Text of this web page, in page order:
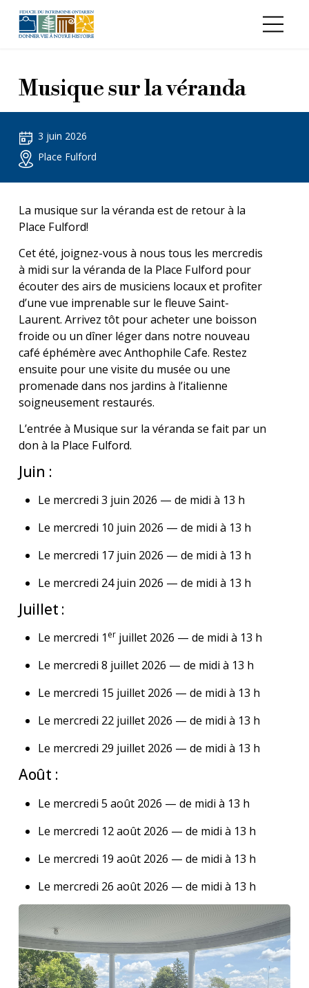
Musique sur la véranda
3 juin 2026
Place Fulford
La musique sur la véranda est de retour à la
Place Fulford!
Cet été, joignez-vous à nous tous les mercredis
à midi sur la véranda de la Place Fulford pour
écouter des airs de musiciens locaux et profiter
d’une vue imprenable sur le fleuve Saint-
Laurent. Arrivez tôt pour acheter une boisson
froide ou un dîner léger dans notre nouveau
café éphémère avec Anthophile Cafe. Restez
ensuite pour une visite du musée ou une
promenade dans nos jardins à l’italienne
soigneusement restaurés.
L’entrée à Musique sur la véranda se fait par un
don à la Place Fulford.
Juin :
Le mercredi 3 juin 2026 — de midi à 13 h
Le mercredi 10 juin 2026 — de midi à 13 h
Le mercredi 17 juin 2026 — de midi à 13 h
Le mercredi 24 juin 2026 — de midi à 13 h
Juillet :
Le mercredi 1erjuillet 2026 — de midi à 13 h
Le mercredi 8 juillet 2026 — de midi à 13 h
Le mercredi 15 juillet 2026 — de midi à 13 h
Le mercredi 22 juillet 2026 — de midi à 13 h
Le mercredi 29 juillet 2026 — de midi à 13 h
Août :
Le mercredi 5 août 2026 — de midi à 13 h
Le mercredi 12 août 2026 — de midi à 13 h
Le mercredi 19 août 2026 — de midi à 13 h
Le mercredi 26 août 2026 — de midi à 13 h